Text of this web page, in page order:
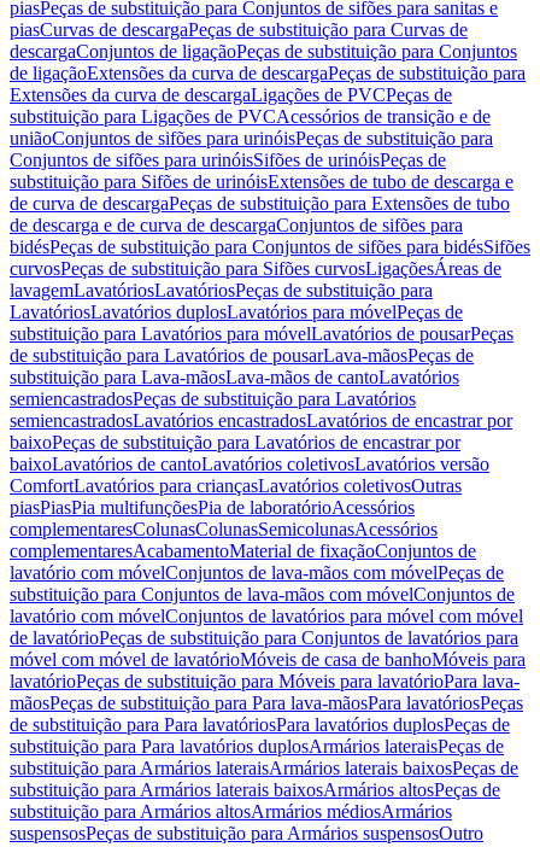
piasPeças de substituição para Conjuntos de sifões para sanitas e
piasCurvas de descargaPeças de substituição para Curvas de
descargaConjuntos de ligaçãoPeças de substituição para Conjuntos
de ligaçãoExtensões da curva de descargaPeças de substituição para
Extensões da curva de descargaLigações de PVCPeças de
substituição para Ligações de PVCAcessórios de transição e de
uniãoConjuntos de sifões para urinóisPeças de substituição para
Conjuntos de sifões para urinóisSifões de urinóisPeças de
substituição para Sifões de urinóisExtensões de tubo de descarga e
de curva de descargaPeças de substituição para Extensões de tubo
de descarga e de curva de descargaConjuntos de sifões para
bidésPeças de substituição para Conjuntos de sifões para bidésSifões
curvosPeças de substituição para Sifões curvosLigaçõesÁreas de
lavagemLavatóriosLavatóriosPeças de substituição para
LavatóriosLavatórios duplosLavatórios para móvelPeças de
substituição para Lavatórios para móvelLavatórios de pousarPeças
de substituição para Lavatórios de pousarLava-mãosPeças de
substituição para Lava-mãosLava-mãos de cantoLavatórios
semiencastradosPeças de substituição para Lavatórios
semiencastradosLavatórios encastradosLavatórios de encastrar por
baixoPeças de substituição para Lavatórios de encastrar por
baixoLavatórios de cantoLavatórios coletivosLavatórios versão
ComfortLavatórios para criançasLavatórios coletivosOutras
piasPiasPia multifunçõesPia de laboratórioAcessórios
complementaresColunasColunasSemicolunasAcessórios
complementaresAcabamentoMaterial de fixaçãoConjuntos de
lavatório com móvelConjuntos de lava-mãos com móvelPeças de
substituição para Conjuntos de lava-mãos com móvelConjuntos de
lavatório com móvelConjuntos de lavatórios para móvel com móvel
de lavatórioPeças de substituição para Conjuntos de lavatórios para
móvel com móvel de lavatórioMóveis de casa de banhoMóveis para
lavatórioPeças de substituição para Móveis para lavatórioPara lava-
mãosPeças de substituição para Para lava-mãosPara lavatóriosPeças
de substituição para Para lavatóriosPara lavatórios duplosPeças de
substituição para Para lavatórios duplosArmários lateraisPeças de
substituição para Armários lateraisArmários laterais baixosPeças de
substituição para Armários laterais baixosArmários altosPeças de
substituição para Armários altosArmários médiosArmários
suspensosPeças de substituição para Armários suspensosOutro